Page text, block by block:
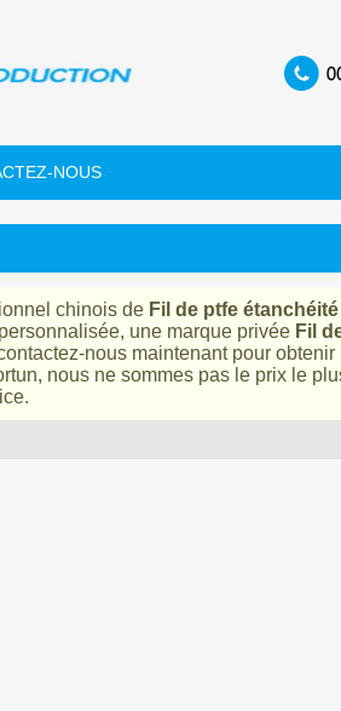
NOUS
chinois de Fil de ptfe
personnalisée, une marque privée Fil
nous maintenant pour
nous ne sommes pas le prix le